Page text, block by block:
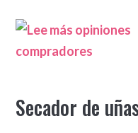
compradores
Secador de